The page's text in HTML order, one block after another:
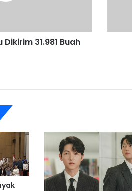
31.981 Buah